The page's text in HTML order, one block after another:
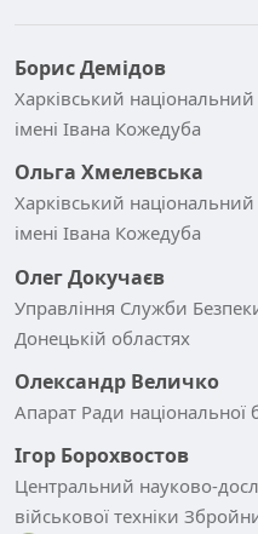
Борис Демідов
Харківський
імені Івана Кожедуба
Ольга Хмелевська
Харківський
імені Івана Кожедуба
Олег Докучаєв
Управління Служби
Донецькій областях
Олександр Величко
Апарат Ради національної
Ігор Борохвостов
Центральний науково-
військової техніки